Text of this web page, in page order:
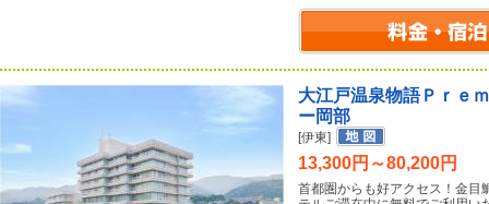
大江戸温泉物語Ｐｒｅ
ー岡部
[伊東]
13,300円～80,200円
首都圏からも好アクセス！金目